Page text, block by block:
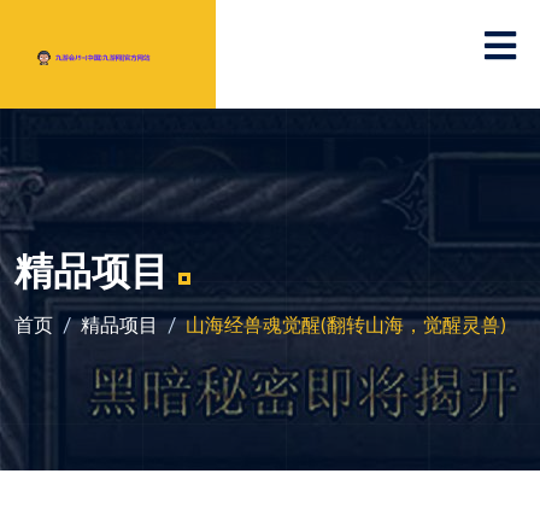
精品项目
首页 精品项目 山海经兽魂觉醒(翻转山海，觉醒灵兽)